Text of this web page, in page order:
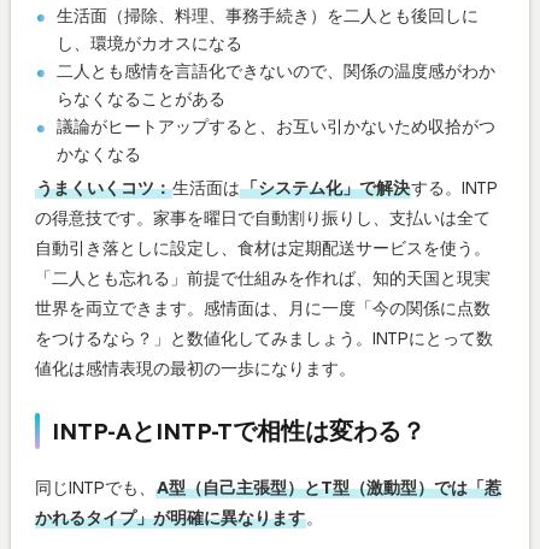
生活面（掃除、料理、事務手続き）を二人とも後回しに
し、環境がカオスになる
二人とも感情を言語化できないので、関係の温度感がわか
らなくなることがある
議論がヒートアップすると、お互い引かないため収拾がつ
かなくなる
うまくいくコツ：生活面は「システム化」で解決する。INTP
の得意技です。家事を曜日で自動割り振りし、支払いは全て
自動引き落としに設定し、食材は定期配送サービスを使う。
「二人とも忘れる」前提で仕組みを作れば、知的天国と現実
世界を両立できます。感情面は、月に一度「今の関係に点数
をつけるなら？」と数値化してみましょう。INTPにとって数
値化は感情表現の最初の一歩になります。
INTP-AとINTP-Tで相性は変わる？
同じINTPでも、 A型（自己主張型）とT型（激動型）では「惹
かれるタイプ」が明確に異なります。